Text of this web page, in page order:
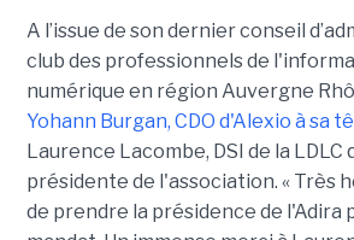
A l’issue de son dernier conseil
club des professionnels de
numérique en région Auvergne
Yohann Burgan, CDO d'Alexio à sa
Laurence Lacombe, DSI de la
présidente de l'association. « Très
de prendre la présidence de l'Adira